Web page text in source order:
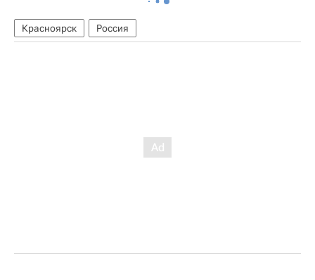
Красноярск Россия